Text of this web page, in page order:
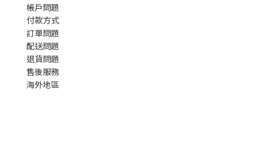
帳戶問題
付款方式
訂單問題
配送問題
退貨問題
售後服務
海外地區